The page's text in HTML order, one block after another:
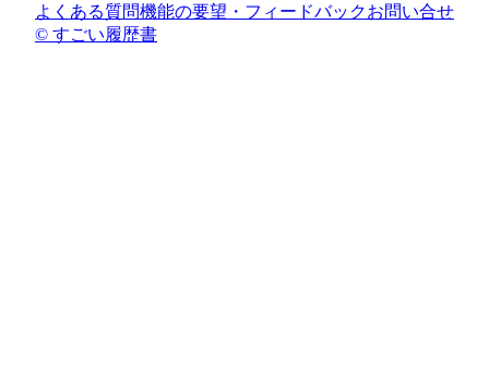
よくある質問機能の要望・フィードバックお問い合せ
© すごい履歴書